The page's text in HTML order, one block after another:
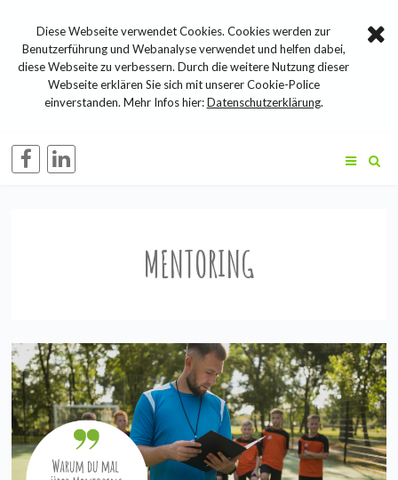
MENTORING
Diese Webseite verwendet Cookies. Cookies werden zur
Benutzerführung und Webanalyse verwendet und helfen dabei,
diese Webseite zu verbessern. Durch die weitere Nutzung dieser
Webseite erklären Sie sich mit unserer Cookie-Police
einverstanden. Mehr Infos hier:Datenschutzerklärung.